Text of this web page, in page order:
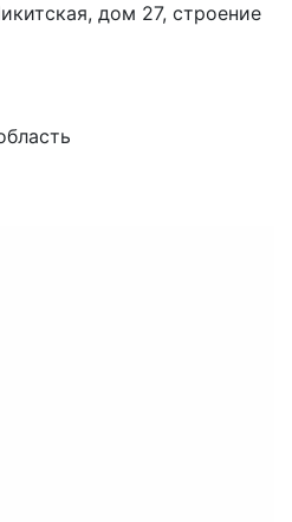
дом 27, строение